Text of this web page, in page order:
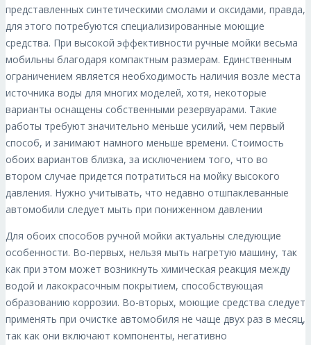
представленных синтетическими смолами и оксидами, правда,
для этого потребуются специализированные моющие
средства. При высокой эффективности ручные мойки весьма
мобильны благодаря компактным размерам. Единственным
ограничением является необходимость наличия возле места
источника воды для многих моделей, хотя, некоторые
варианты оснащены собственными резервуарами. Такие
работы требуют значительно меньше усилий, чем первый
способ, и занимают намного меньше времени. Стоимость
обоих вариантов близка, за исключением того, что во
втором случае придется потратиться на мойку высокого
давления. Нужно учитывать, что недавно отшпаклеванные
автомобили следует мыть при пониженном давлении
Для обоих способов ручной мойки актуальны следующие
особенности. Во-первых, нельзя мыть нагретую машину, так
как при этом может возникнуть химическая реакция между
водой и лакокрасочным покрытием, способствующая
образованию коррозии. Во-вторых, моющие средства следует
применять при очистке автомобиля не чаще двух раз в месяц,
так как они включают компоненты, негативно